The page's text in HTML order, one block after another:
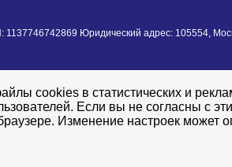
Юридический адрес: 105554,
cookies в статистических и
Если вы не согласны с
Изменение настроек может